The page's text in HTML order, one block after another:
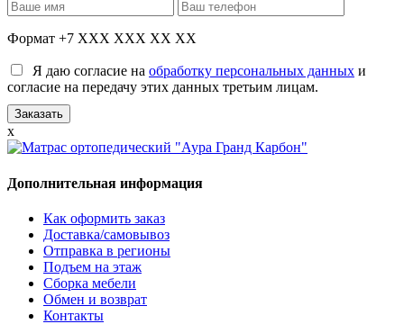
Формат +7 XXX XXX XX XX
Я даю согласие на обработку персональных данных и
согласие на передачу этих данных третьим лицам.
x
Дополнительная информация
Как оформить заказ
Доставка/самовывоз
Отправка в регионы
Подъем на этаж
Сборка мебели
Обмен и возврат
Контакты